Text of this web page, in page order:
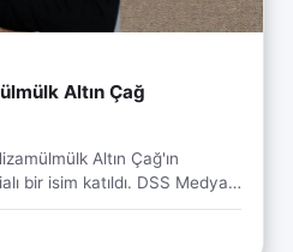
Altın Çağ
Altın Çağ'ın
bir isim katıldı. DSS Medya
dün yapılır...